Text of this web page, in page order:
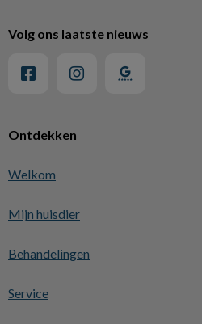
Ontdekken
Welkom
Mijn huisdier
Behandelingen
Service
Volg ons laatste nieuws